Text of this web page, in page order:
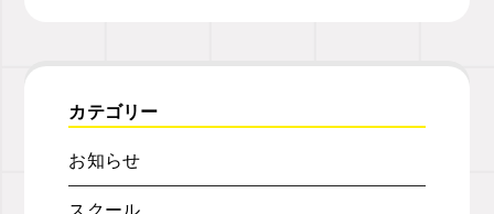
カテゴリー
お知らせ
スクール